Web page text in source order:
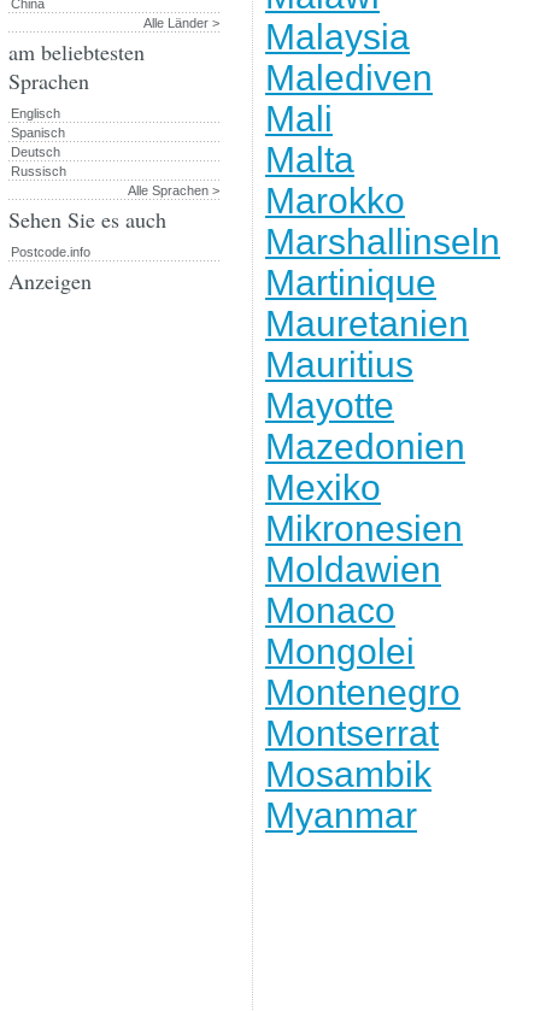
Malaysia
Malediven
Mali
Malta
Marokko
Marshallinseln
Martinique
Mauretanien
Mauritius
Mayotte
Mazedonien
Mexiko
Mikronesien
Moldawien
Monaco
Mongolei
Montenegro
Montserrat
Mosambik
Myanmar
China
Alle Länder >
am beliebtesten
Sprachen
Englisch
Spanisch
Deutsch
Russisch
Alle Sprachen >
Sehen Sie es auch
Postcode.info
Anzeigen